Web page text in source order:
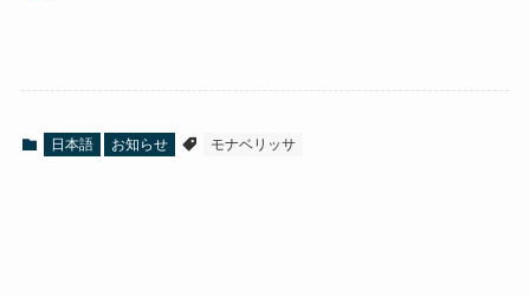
日本語 お知らせ モナベリッサ